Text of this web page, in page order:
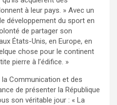
à leur pays. » Avec un
développement du sport en
de partager son
États-Unis, en Europe, en
chose pour le continent
pierre à l’édifice. »
Communication et des
de présenter la République
son véritable jour : « La